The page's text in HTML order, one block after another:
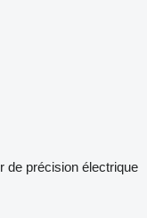
de précision électrique